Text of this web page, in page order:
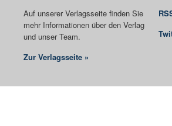
Auf unserer Verlagsseite finden Sie
mehr Informationen über den Verlag
und unser Team.
Zur Verlagsseite »